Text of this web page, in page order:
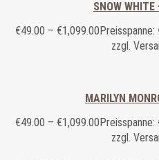
SNOW
€49.00 – €1,099.00
zzgl.
MARILYN
€49.00 – €1,099.00
zzgl.